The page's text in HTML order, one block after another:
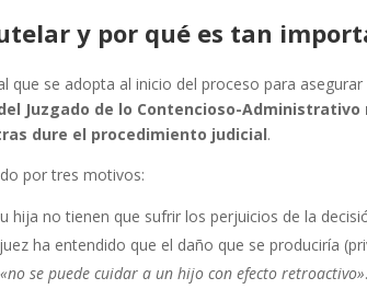
y por qué es tan
que se adopta al inicio del proceso para
Juzgado de lo Contencioso-Administrativo
dure el procedimiento judicial.
por tres motivos:
hija no tienen que sufrir los perjuicios de la
ha entendido que el daño que se produciría
«no se puede cuidar a un hijo con efecto retroactivo».